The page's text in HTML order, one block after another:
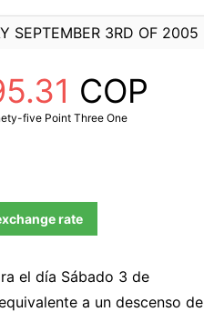
SEPTEMBER 3RD OF 2005
COP
five Point Three One
rate
el día Sábado 3 de
a un descenso